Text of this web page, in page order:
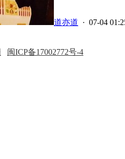
道亦道 · 07-04
闽ICP备17002772号-4